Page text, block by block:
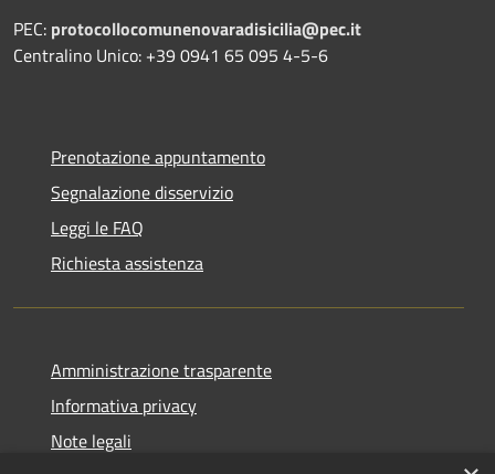
PEC: protocollocomunenovaradisicilia@pec.it
Centralino Unico: +39 0941 65 095 4-5-6
Prenotazione appuntamento
Segnalazione disservizio
Leggi le FAQ
Richiesta assistenza
Amministrazione trasparente
Informativa privacy
Note legali